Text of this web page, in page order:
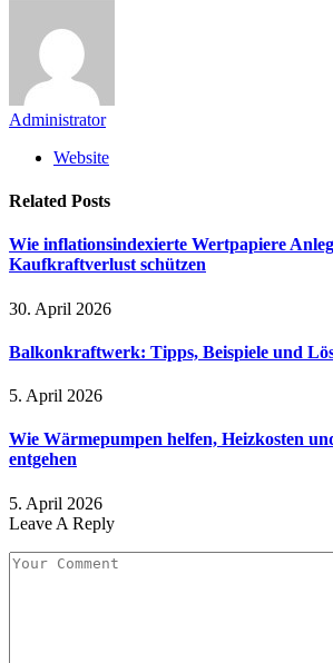
Administrator
Website
Related Posts
Wie inflationsindexierte Wertpapiere
Kaufkraftverlust schützen
30. April 2026
Balkonkraftwerk: Tipps, Beispiele und
5. April 2026
Wie Wärmepumpen helfen, Heizkosten
entgehen
5. April 2026
Leave A Reply